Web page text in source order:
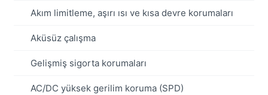
Akım limitleme, aşırı ısı ve kısa devre korumaları
Aküsüz çalışma
Gelişmiş sigorta korumaları
AC/DC yüksek gerilim koruma (SPD)